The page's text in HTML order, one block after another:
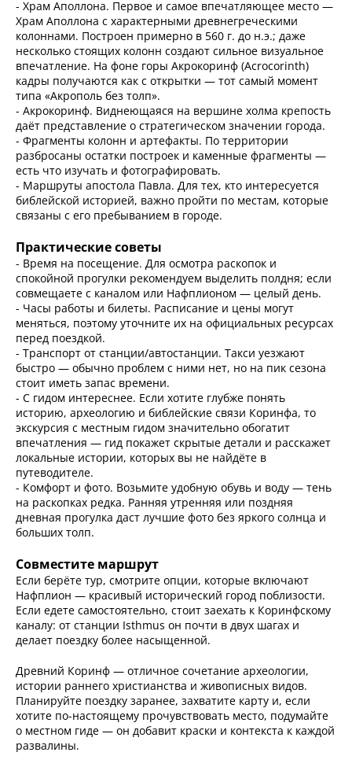
- Храм Аполлона. Первое и самое впечатляющее место —
Храм Аполлона с характерными древнегреческими
колоннами. Построен примерно в 560 г. до н.э.; даже
несколько стоящих колонн создают сильное визуальное
впечатление. На фоне горы Акрокоринф (Acrocorinth)
кадры получаются как с открытки — тот самый момент
типа «Акрополь без толп».
- Акрокоринф. Виднеющаяся на вершине холма крепость
даёт представление о стратегическом значении города.
- Фрагменты колонн и артефакты. По территории
разбросаны остатки построек и каменные фрагменты —
есть что изучать и фотографировать.
- Маршруты апостола Павла. Для тех, кто интересуется
библейской историей, важно пройти по местам, которые
связаны с его пребыванием в городе.
Практические советы
- Время на посещение. Для осмотра раскопок и
спокойной прогулки рекомендуем выделить полдня; если
совмещаете с каналом или Нафплионом — целый день.
- Часы работы и билеты. Расписание и цены могут
меняться, поэтому уточните их на официальных ресурсах
перед поездкой.
- Транспорт от станции/автостанции. Такси уезжают
быстро — обычно проблем с ними нет, но на пик сезона
стоит иметь запас времени.
- С гидом интереснее. Если хотите глубже понять
историю, археологию и библейские связи Коринфа, то
экскурсия с местным гидом значительно обогатит
впечатления — гид покажет скрытые детали и расскажет
локальные истории, которых вы не найдёте в
путеводителе.
- Комфорт и фото. Возьмите удобную обувь и воду — тень
на раскопках редка. Ранняя утренняя или поздняя
дневная прогулка даст лучшие фото без яркого солнца и
больших толп.
Совместите маршрут
Если берёте тур, смотрите опции, которые включают
Нафплион — красивый исторический город поблизости.
Если едете самостоятельно, стоит заехать к Коринфскому
каналу: от станции Isthmus он почти в двух шагах и
делает поездку более насыщенной.
Древний Коринф — отличное сочетание археологии,
истории раннего христианства и живописных видов.
Планируйте поездку заранее, захватите карту и, если
хотите по-настоящему прочувствовать место, подумайте
о местном гидe — он добавит краски и контекста к каждой
развалины.